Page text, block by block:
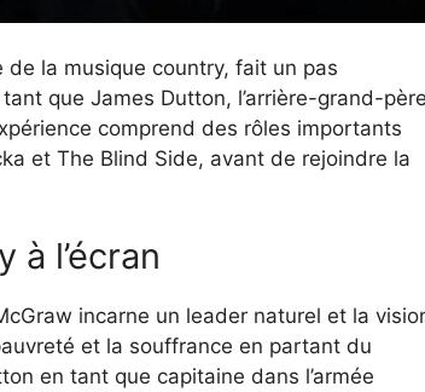
la musique country, fait un pas
que James Dutton, l’arrière-grand-père
comprend des rôles importants
et The Blind Side, avant de rejoindre la
à l’écran
incarne un leader naturel et la
et la souffrance en partant du
en tant que capitaine dans l’armée